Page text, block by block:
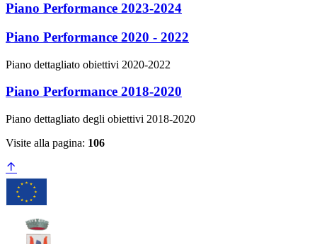
Piano Performance 2023-2024
Piano Performance 2020 - 2022
Piano dettagliato obiettivi 2020-2022
Piano Performance 2018-2020
Piano dettagliato degli obiettivi 2018-2020
Visite alla pagina: 106